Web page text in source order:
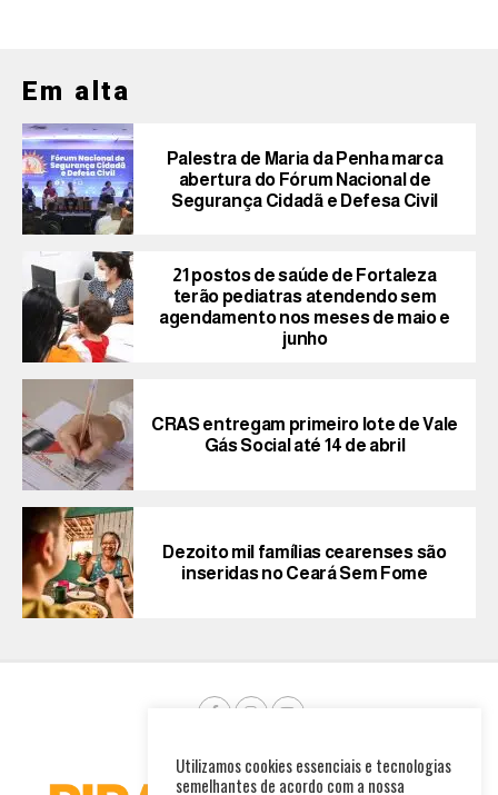
Em alta
Palestra de Maria da Penha marca
abertura do Fórum Nacional de
Segurança Cidadã e Defesa Civil
21 postos de saúde de Fortaleza
terão pediatras atendendo sem
agendamento nos meses de maio e
junho
CRAS entregam primeiro lote de Vale
Gás Social até 14 de abril
Dezoito mil famílias cearenses são
inseridas no Ceará Sem Fome
Utilizamos cookies essenciais e tecnologias
semelhantes de acordo com a nossa